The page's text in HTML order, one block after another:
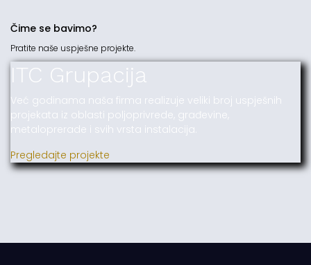
Čime se bavimo?
Pratite naše uspješne projekte.
ITC Grupacija
Već godinama naša firma realizuje veliki broj uspješnih
projekata iz oblasti poljoprivrede, građevine,
metaloprerade i svih vrsta instalacija.
Pregledajte projekte